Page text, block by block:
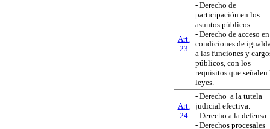
Art.
23
- Derecho de
participación en los
asuntos públicos.
- Derecho de acceso en
condiciones de
a las funciones y
públicos, con los
requisitos que señalen
leyes.
Art.
24
- Derecho a la tutela
judicial efectiva.
- Derecho a la defensa.
- Derechos procesales